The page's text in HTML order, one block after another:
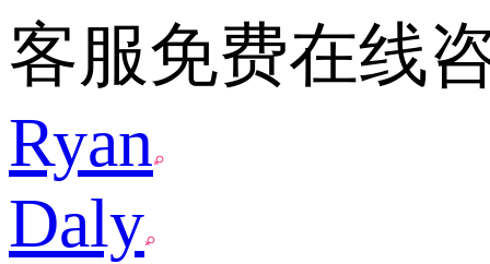
客服免费在线
Ryan
Daly